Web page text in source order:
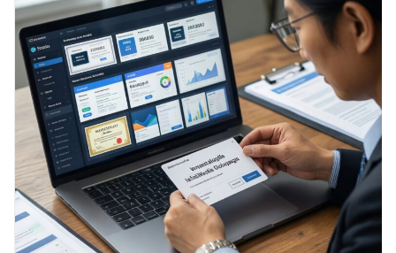
закрывает
повышение
квалификации